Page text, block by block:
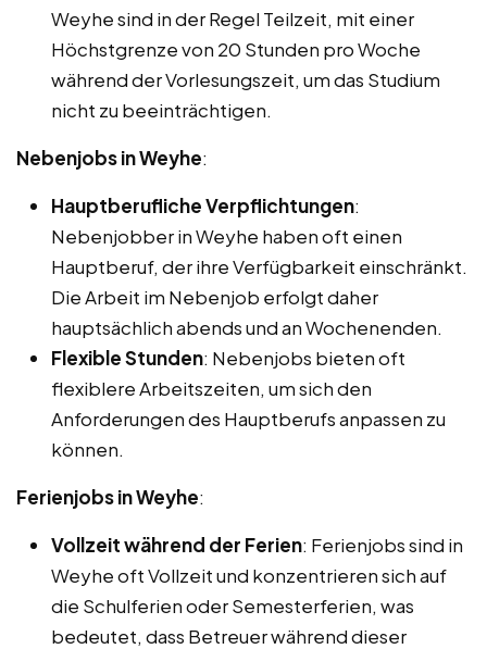
Weyhe sind in der Regel Teilzeit, mit einer
Höchstgrenze von 20 Stunden pro Woche
während der Vorlesungszeit, um das Studium
nicht zu beeinträchtigen.
Nebenjobs in Weyhe:
Hauptberufliche Verpflichtungen:
Nebenjobber in Weyhe haben oft einen
Hauptberuf, der ihre Verfügbarkeit einschränkt.
Die Arbeit im Nebenjob erfolgt daher
hauptsächlich abends und an Wochenenden.
Flexible Stunden: Nebenjobs bieten oft
flexiblere Arbeitszeiten, um sich den
Anforderungen des Hauptberufs anpassen zu
können.
Ferienjobs in Weyhe:
Vollzeit während der Ferien: Ferienjobs sind in
Weyhe oft Vollzeit und konzentrieren sich auf
die Schulferien oder Semesterferien, was
bedeutet, dass Betreuer während dieser